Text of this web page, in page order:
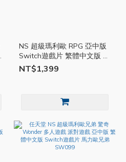
NS 超級瑪利歐 RPG 亞中版
Switch遊戲片 繁體中文版 瑪
利歐 任天堂 瑪利歐rpg NS遊
戲 Q哥
NT$1,399